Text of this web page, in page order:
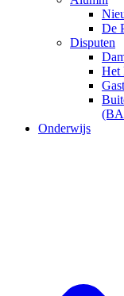
De
Disputen
Het
Onderwijs